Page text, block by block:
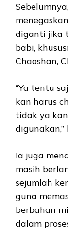
diganti jika
babi,
Chaoshan,
“Ya tentu
kan harus
tidak ya
Ia juga
masih
sejumlah
guna
berbahan
dalam